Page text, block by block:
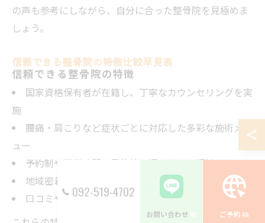
の声も参考にしながら、自分に合った整骨院を見極めま
しょう。
信頼できる整骨院の特徴比較早見表
信頼できる整骨院の特徴
国家資格保有者が在籍し、丁寧なカウンセリングを実
施
腰痛・肩こりなど症状ごとに対応した多彩な施術メニ
ュー
予約制や営業時間の柔軟性で通いやすい環境
地域密着型でリラックスできる空間づくり
口コミや利用者の実感が多く、評判が安定している
092-519-4702
お問い合わせ ご予約